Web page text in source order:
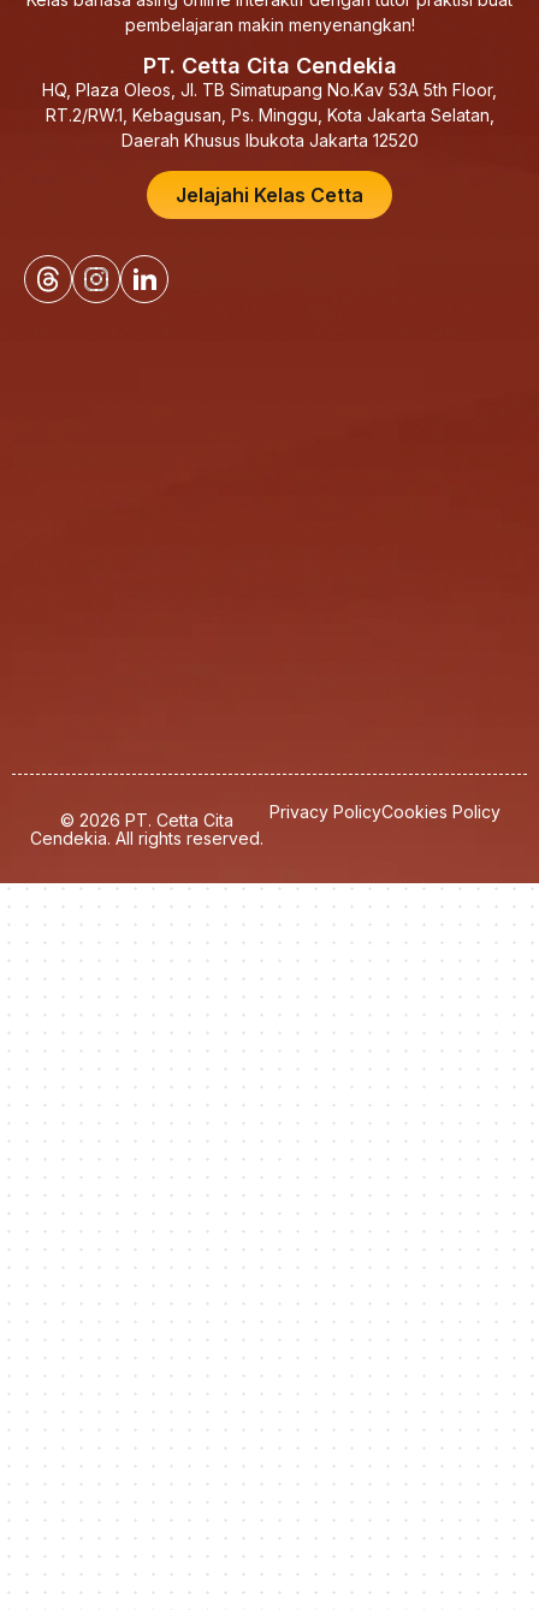
pembelajaran makin menyenangkan!
PT. Cetta Cita Cendekia
HQ, Plaza Oleos, Jl. TB Simatupang No.Kav 53A 5th Floor,
RT.2/RW.1, Kebagusan, Ps. Minggu, Kota Jakarta Selatan,
Daerah Khusus Ibukota Jakarta 12520
Jelajahi Kelas Cetta
© 2026 PT. Cetta Cita
Cendekia. All rights reserved.
Privacy PolicyCookies Policy